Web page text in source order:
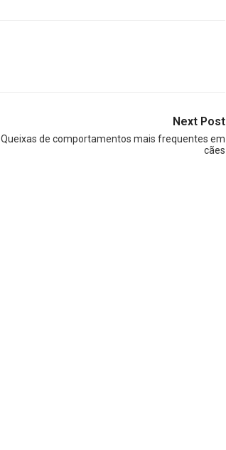
Next Post
Queixas de comportamentos mais frequentes em
cães